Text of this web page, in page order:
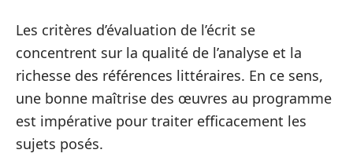
Les critères d’évaluation de l’écrit se
concentrent sur la qualité de l’analyse et la
richesse des références littéraires. En ce sens,
une bonne maîtrise des œuvres au programme
est impérative pour traiter efficacement les
sujets posés.